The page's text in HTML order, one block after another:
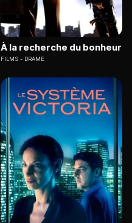
À la recherche du bonheur
FILMS DRAME